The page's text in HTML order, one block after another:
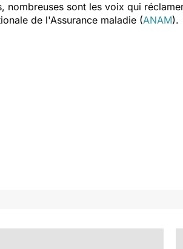
nombreuses sont les voix qui
de l'Assurance maladie (ANAM).